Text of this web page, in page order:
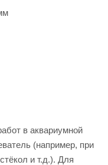
в аквариумной
(нaпример, при
и т.д.). Для